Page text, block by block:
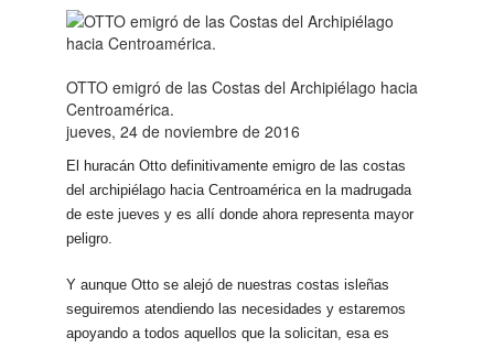
OTTO emigró de las Costas del Archipiélago hacia
Centroamérica.
jueves, 24 de noviembre de 2016
El huracán Otto definitivamente emigro de las costas
del archipiélago hacia Centroamérica en la madrugada
de este jueves y es allí donde ahora representa mayor
peligro.
Y aunque Otto se alejó de nuestras costas isleñas
seguiremos atendiendo las necesidades y estaremos
apoyando a todos aquellos que la solicitan, esa es